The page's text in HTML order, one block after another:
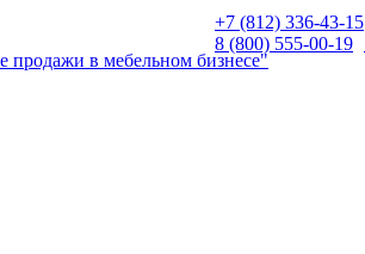
в мебельном бизнесе"
+7 (812) 336-43-15
8 (800) 555-00-19